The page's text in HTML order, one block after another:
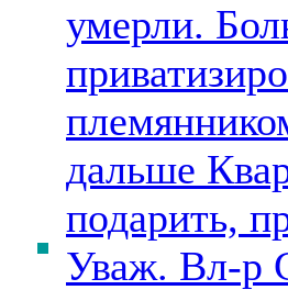
умерли.
дальше
подарить,
Уваж. Вл-р